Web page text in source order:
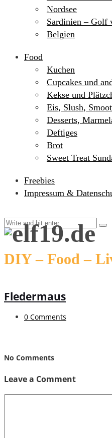
Nordsee
Sardinien – Golf
Belgien
Food
Kuchen
Cupcakes und
Kekse und
Eis, Slush,
Desserts,
Deftiges
Brot
Sweet Treat
Freebies
Impressum &
DIY – Food –
Fledermaus
0 Comments
No Comments
Leave a Comment